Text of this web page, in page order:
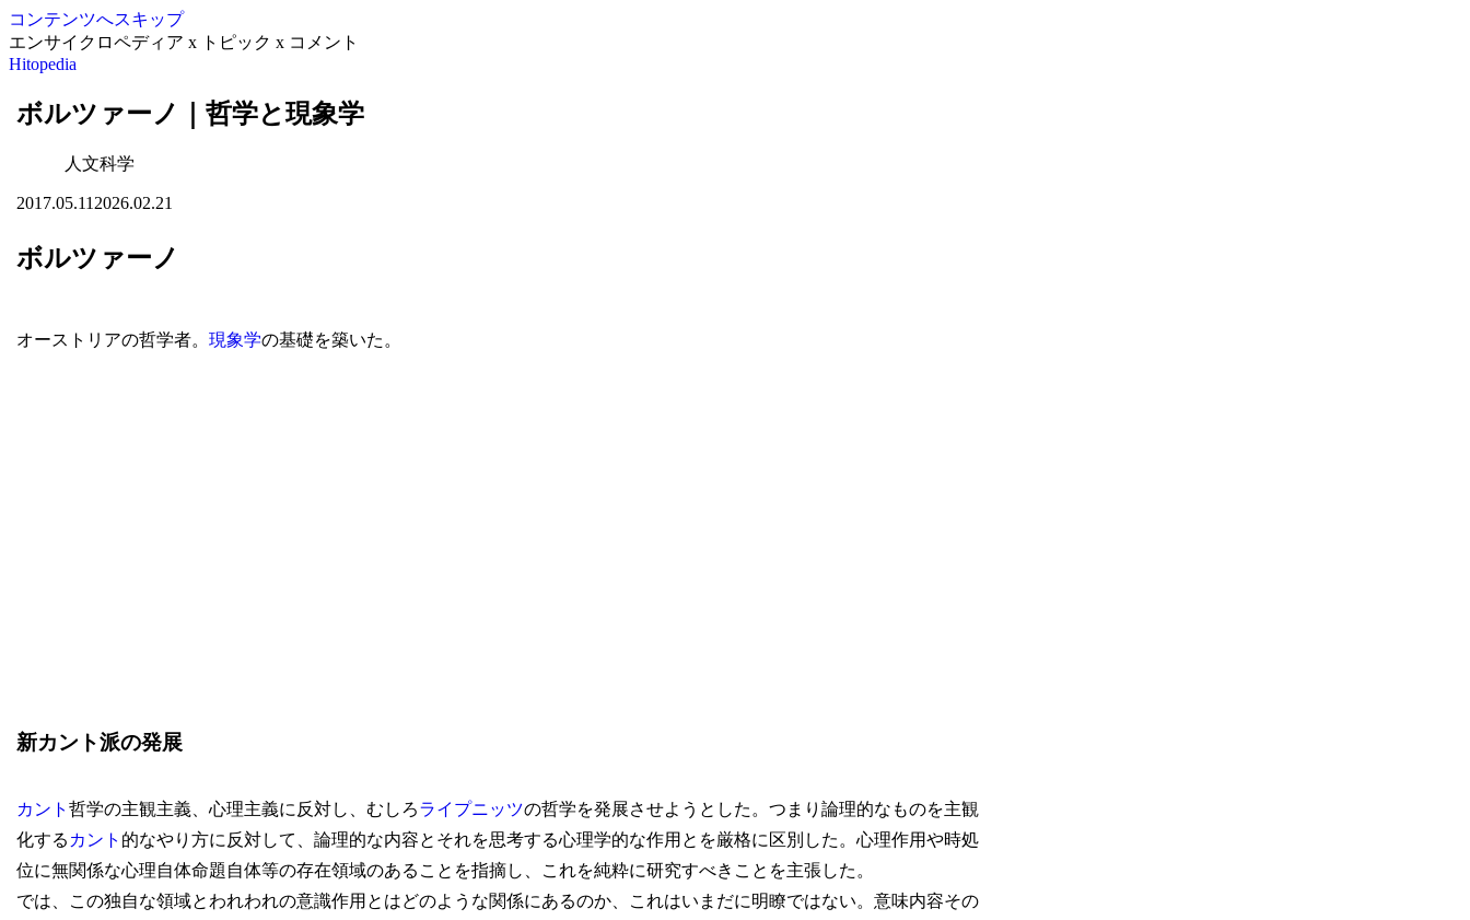
コンテンツへスキップ
エンサイクロペディア x トピック x コメント
Hitopedia
ボルツァーノ｜哲学と現象学
人文科学
2017.05.11 2026.02.21
ボルツァーノ
オーストリアの哲学者。 現象学の基礎を築いた。
新カント派の発展
カント 哲学の主観主義、心理主義に反対し、むしろライプニッツの哲学を発展させようとした。つまり論理的なものを主観
化する カント 的なやり方に反対して、論理的な内容とそれを思考する心理学的な作用とを厳格に区別した。心理作用や時処
位に無関係な心理自体命題自体等の存在領域のあることを指摘し、これを純粋に研究すべきことを主張した。
では、この独自な領域とわれわれの意識作用とはどのような関係にあるのか、これはいまだに明瞭ではない。意味内容その